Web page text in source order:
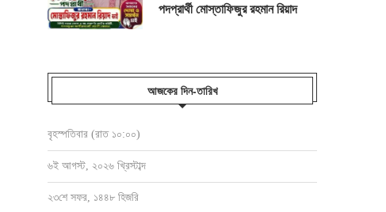
পদপ্রার্থী মোস্তাফিজুর রহমান রিয়াদ
আজকের দিন-তারিখ
বৃহস্পতিবার (রাত ১০:০০)
৬ই আগস্ট, ২০২৬ খ্রিস্টাব্দ
২৩শে সফর, ১৪৪৮ হিজরি